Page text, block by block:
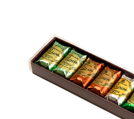
PRODUCTOS
0,00€
Tienda online